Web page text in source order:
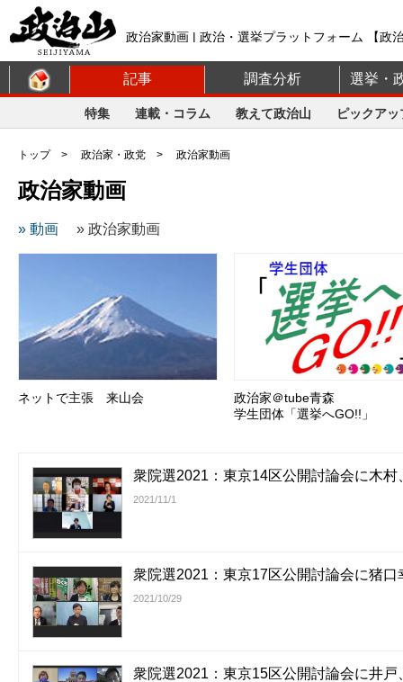
政治家動画 | 政治・選挙プラットフォーム 【政
記事 調査分析 選挙・
特集 連載・コラム 教えて政治山 ピックア
トップ> 政治家・政党 > 政治家動画
政治家動画
» 動画 » 政治家動画
ネットで主張 来山会
政治家＠tube青森
学生団体「選挙へGO!!」
衆院選2021：東京14区公開討論会に木
2021/11/1
衆院選2021：東京17区公開討論会に猪
2021/10/29
衆院選2021：東京15区公開討論会に井